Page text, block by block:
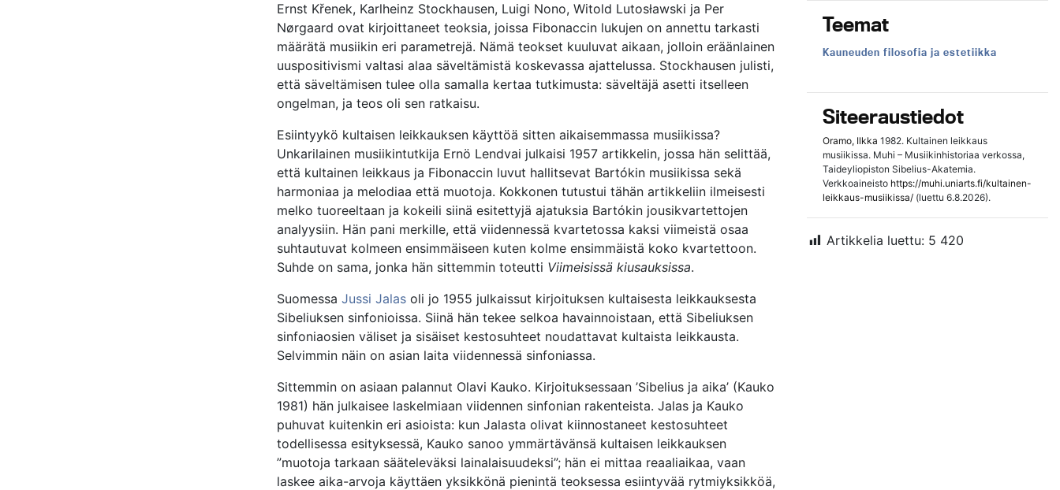
Ernst Křenek, Karlheinz Stockhausen, Luigi Nono, Witold Lutosławski ja Per
Nørgaard ovat kirjoittaneet teoksia, joissa Fibonaccin lukujen on annettu tarkasti
määrätä musiikin eri parametrejä. Nämä teokset kuuluvat aikaan, jolloin eräänlainen
uuspositivismi valtasi alaa säveltämistä koskevassa ajattelussa. Stockhausen julisti,
että säveltämisen tulee olla samalla kertaa tutkimusta: säveltäjä asetti itselleen
ongelman, ja teos oli sen ratkaisu.
Esiintyykö kultaisen leikkauksen käyttöä sitten aikaisemmassa musiikissa?
Unkarilainen musiikintutkija Ernö Lendvai julkaisi 1957 artikkelin, jossa hän selittää,
että kultainen leikkaus ja Fibonaccin luvut hallitsevat Bartókin musiikissa sekä
harmoniaa ja melodiaa että muotoja. Kokkonen tutustui tähän artikkeliin ilmeisesti
melko tuoreeltaan ja kokeili siinä esitettyjä ajatuksia Bartókin jousikvartettojen
analyysiin. Hän pani merkille, että viidennessä kvartetossa kaksi viimeistä osaa
suhtautuvat kolmeen ensimmäiseen kuten kolme ensimmäistä koko kvartettoon.
Suhde on sama, jonka hän sittemmin toteutti Viimeisissä kiusauksissa.
Suomessa Jussi Jalas oli jo 1955 julkaissut kirjoituksen kultaisesta leikkauksesta
Sibeliuksen sinfonioissa. Siinä hän tekee selkoa havainnoistaan, että Sibeliuksen
sinfoniaosien väliset ja sisäiset kestosuhteet noudattavat kultaista leikkausta.
Selvimmin näin on asian laita viidennessä sinfoniassa.
Sittemmin on asiaan palannut Olavi Kauko. Kirjoituksessaan ’Sibelius ja aika’ (Kauko
1981) hän julkaisee laskelmiaan viidennen sinfonian rakenteista. Jalas ja Kauko
puhuvat kuitenkin eri asioista: kun Jalasta olivat kiinnostaneet kestosuhteet
todellisessa esityksessä, Kauko sanoo ymmärtävänsä kultaisen leikkauksen
”muotoja tarkaan sääteleväksi lainalaisuudeksi”; hän ei mittaa reaaliaikaa, vaan
laskee aika-arvoja käyttäen yksikkönä pienintä teoksessa esiintyvää rytmiyksikköä,
Teemat
Teema:
Kauneuden filosofia ja estetiikka
Siteeraustiedot
Oramo, Ilkka 1982. Kultainen leikkaus
musiikissa. Muhi – Musiikinhistoriaa verkossa,
Taideyliopiston Sibelius-Akatemia.
Verkkoaineisto https://muhi.uniarts.fi/kultainen-
leikkaus-musiikissa/ (luettu 6.8.2026).
Artikkelia luettu: 5 420